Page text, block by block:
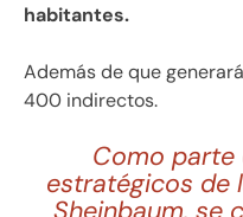
habitantes.
Además de que
400 indirectos.
Como
estratégicos de